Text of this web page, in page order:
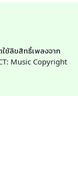
ช้ลิขสิทธิ์เพลงจาก
Music Copyright